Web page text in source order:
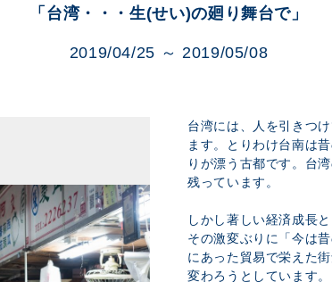
「台湾・・・生(せい)の廻り舞台で」
2019/04/25 ～ 2019/05/08
台湾には、人を引きつ
ます。とりわけ台南は
りが漂う古都です。台
残っています。
しかし著しい経済成長
その激変ぶりに「今は
にあった貿易で栄えた
変わろうとしています
展示のお申し込み